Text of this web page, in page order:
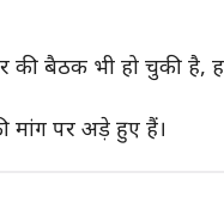
बैठक भी हो चुकी है,
मांग पर अड़े हुए हैं।